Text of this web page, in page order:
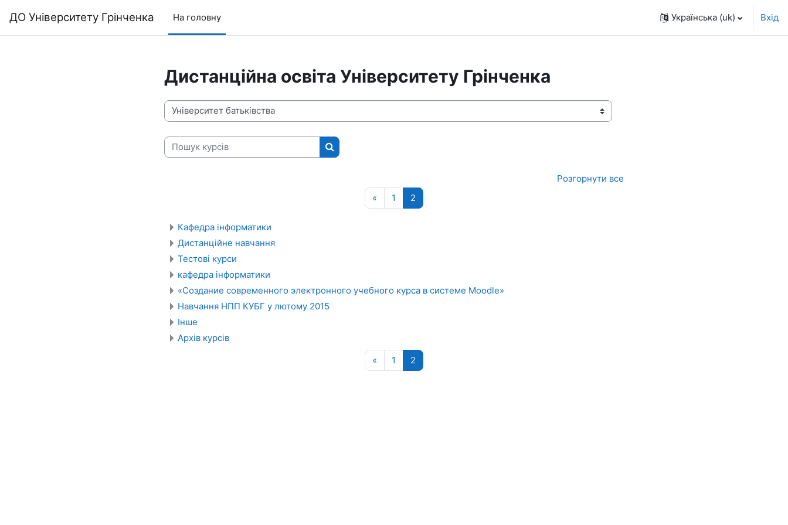
ДО Університету Грінченка На головну Українська ‎(uk)‎ Вхід
Дистанційна освіта Університету Грінченка
Категорії курсів
Пошук курсів
Пошук курсів
Розгорнути все
« Попередня сторінка
1 Сторінка 1
2
Кафедра інформатики
Дистанційне навчання
Тестові курси
кафедра інформатики
«Создание современного электронного учебного курса в системе Moodle»
Навчання НПП КУБГ у лютому 2015
Інше
Архів курсів
« Попередня сторінка
1 Сторінка 1
2